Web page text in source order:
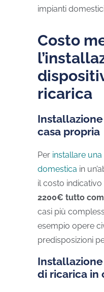
impianti
Costo
ricarica
casa propria
Per installare
domestica in
il costo indicativo
2200€ tutto
casi più
esempio opere
predisposizioni
di ricarica in